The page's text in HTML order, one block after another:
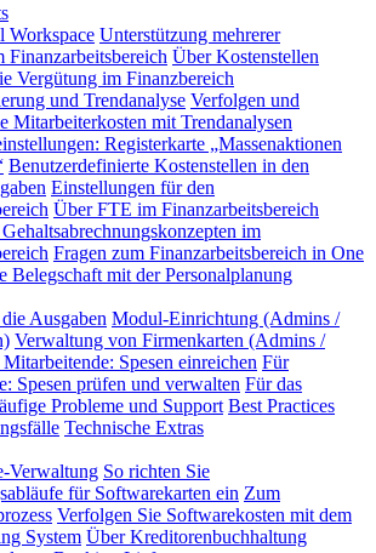
Workspace Unterstützung mehrerer
Finanzarbeitsbereich Über Kostenstellen
Vergütung im Finanzbereich
und Trendanalyse Verfolgen und
Mitarbeiterkosten mit Trendanalysen
Registerkarte „Massenaktionen
Benutzerdefinierte Kostenstellen in den
Einstellungen für den
Über FTE im Finanzarbeitsbereich
im
Fragen zum Finanzarbeitsbereich in One
Belegschaft mit der Personalplanung
Ausgaben Modul-Einrichtung (Admins /
Verwaltung von Firmenkarten (Admins /
Spesen einreichen Für
Spesen prüfen und verwalten Für das
Probleme und Support Best Practices
Technische Extras
Verwaltung So richten Sie
für Softwarekarten ein Zum
Verfolgen Sie Softwarekosten mit dem
System Über Kreditorenbuchhaltung